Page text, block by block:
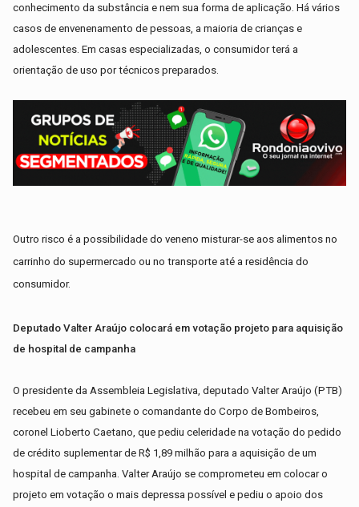
conhecimento da substância e nem sua forma de aplicação. Há vários
casos de envenenamento de pessoas, a maioria de crianças e
adolescentes. Em casas especializadas, o consumidor terá a
orientação de uso por técnicos preparados.
Outro risco é a possibilidade do veneno misturar-se aos alimentos no
carrinho do supermercado ou no transporte até a residência do
consumidor.
Deputado Valter Araújo colocará em votação projeto para aquisição
de hospital de campanha
O presidente da Assembleia Legislativa, deputado Valter Araújo (PTB)
recebeu em seu gabinete o comandante do Corpo de Bombeiros,
coronel Lioberto Caetano, que pediu celeridade na votação do pedido
de crédito suplementar de R$ 1,89 milhão para a aquisição de um
hospital de campanha. Valter Araújo se comprometeu em colocar o
projeto em votação o mais depressa possível e pediu o apoio dos